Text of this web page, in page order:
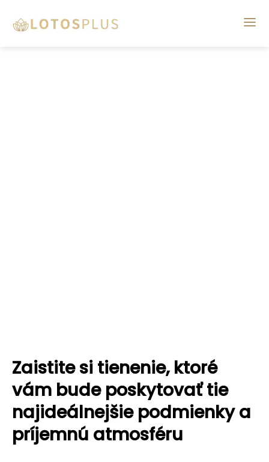
Zaistite si tienenie, ktoré
vám bude poskytovať tie
najideálnejšie podmienky a
príjemnú atmosféru